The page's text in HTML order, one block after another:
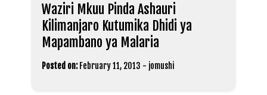
Waziri Mkuu Pinda Ashauri
Kilimanjaro Kutumika Dhidi ya
Mapambano ya Malaria
Posted on: February 11, 2013 - jomushi